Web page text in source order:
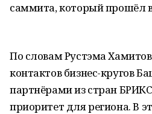
саммита, который прошёл в
По словам Рустэма
контактов бизнес-кругов
партнёрами из стран
приоритет для региона. В